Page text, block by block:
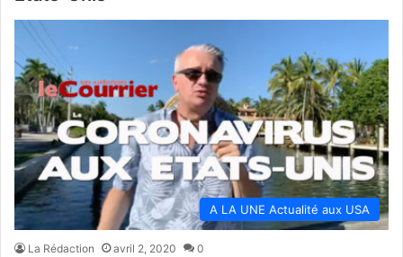
A LA UNE Actualité aux USA
La Rédaction avril 2, 2020 0